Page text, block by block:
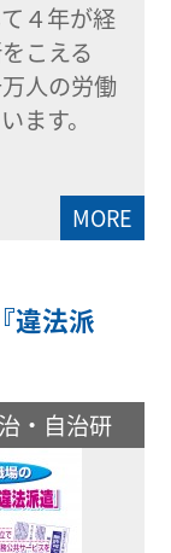
４年が経
こえる
人の労働
ます。
MORE
違法派
・自治研